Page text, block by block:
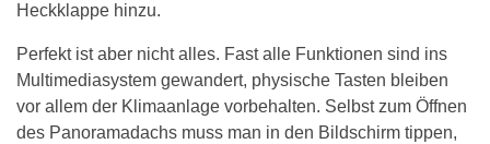
Heckklappe hinzu.
Perfekt ist aber nicht alles. Fast alle Funktionen sind ins
Multimediasystem gewandert, physische Tasten bleiben
vor allem der Klimaanlage vorbehalten. Selbst zum Öffnen
des Panoramadachs muss man in den Bildschirm tippen,